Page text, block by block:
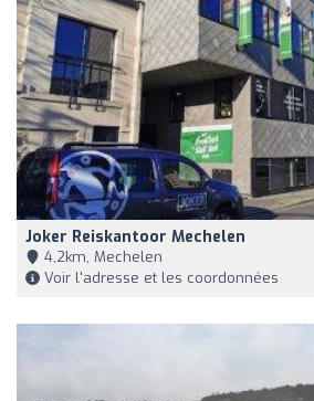
Joker Reiskantoor Mechelen
4,2km, Mechelen
Voir l'adresse et les coordonnées